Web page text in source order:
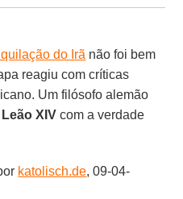
do Irã não foi bem
reagiu com críticas
Um filósofo alemão
Leão XIV com a verdade
katolisch.de, 09-04-